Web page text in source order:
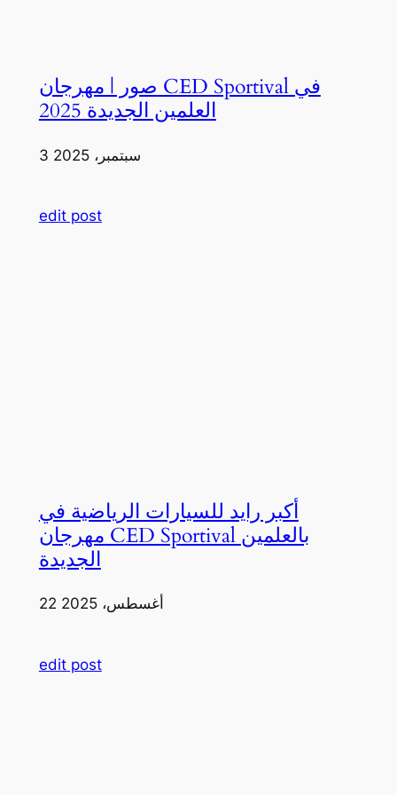
صور | مهرجان CED Sportival في
العلمين الجديدة 2025
3 سبتمبر، 2025
edit post
أكبر رايد للسيارات الرياضية في
مهرجان CED Sportival بالعلمين
الجديدة
22 أغسطس، 2025
edit post